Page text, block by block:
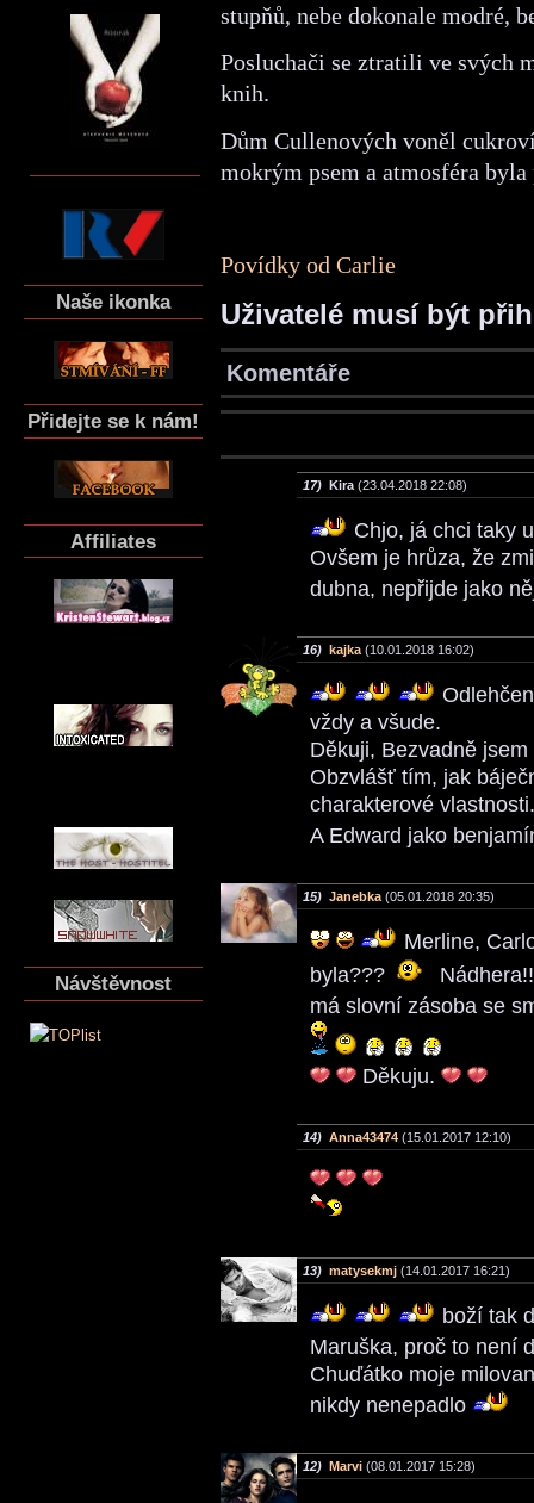
Naše ikonka
Přidejte se k nám!
Affiliates
Návštěvnost
stupňů, nebe dokonale modré,
Posluchači se ztratili ve svých
knih.
Dům Cullenových voněl
mokrým psem a atmosféra
Povídky od Carlie
Uživatelé musí být
Komentáře
17) Kira (23.04.2018 22:08)
Chjo, já chci taky
Ovšem je hrůza, že
dubna, nepřijde jako
16) kajka (10.01.2018 16:02)
vždy a všude.
Děkuji, Bezvadně
Obzvlášť tím, jak
charakterové
A Edward jako
15) Janebka (05.01.2018 20:35)
Merline,
byla???
má slovní zásoba se
Děkuju.
14) Anna43474 (15.01.2017 12:10)
13) matysekmj (14.01.2017 16:21)
boží tak
Maruška, proč to není
Chuďátko moje
nikdy nenepadlo
12) Marvi (08.01.2017 15:28)